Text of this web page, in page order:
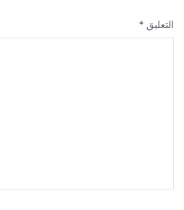
التعليق *